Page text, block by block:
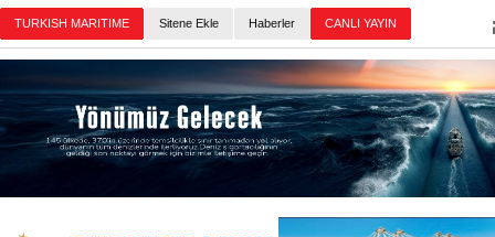
TURKISH MARITIME Sitene Ekle Haberler CANLI YAYIN